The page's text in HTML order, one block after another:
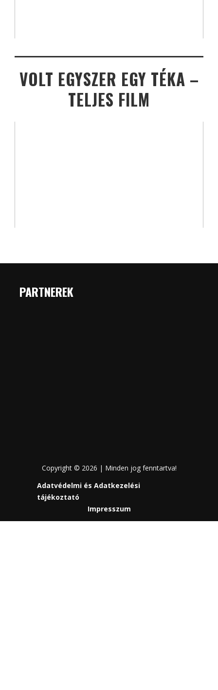
VOLT EGYSZER EGY TÉKA –
TELJES FILM
PARTNEREK
Copyright © 2026 | Minden jog fenntartva!
Adatvédelmi és Adatkezelési
tájékoztató
Impresszum